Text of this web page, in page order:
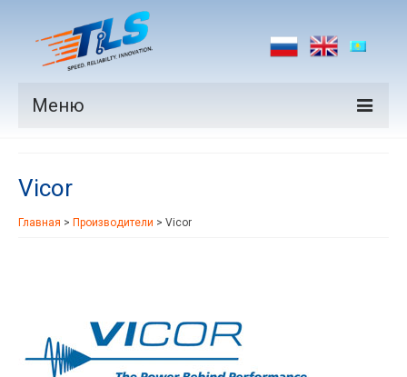
Меню
Производители
Рынки
Vicor
Главная > Производители > Vicor